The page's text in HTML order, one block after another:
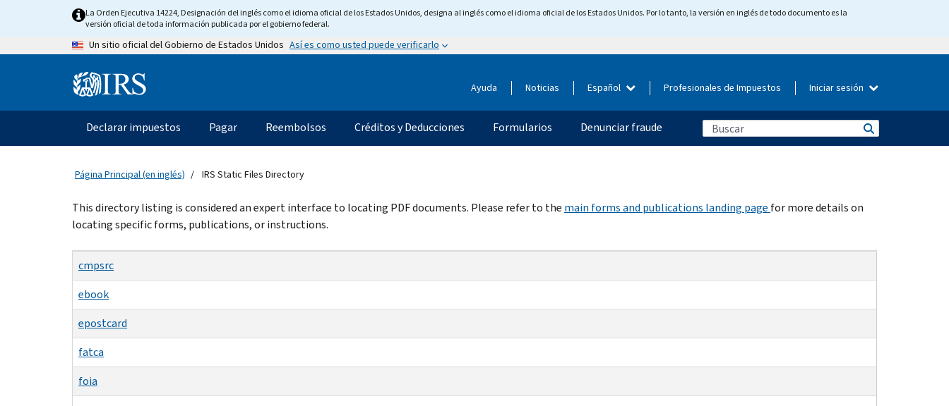
content
La Orden Ejecutiva 14224, Designación del inglés como el idioma oficial de los Estados Unidos, designa al inglés como el idioma oficial de los Estados Unidos. Por lo tanto, la versión en inglés de todo documento es la
versión oficial de toda información publicada por el gobierno federal.
Un sitio oficial del Gobierno de Estados Unidos Así es como usted puede verificarlo
Information Ayuda Noticias Español Profesionales de Impuestos Iniciar sesión
Navegación
principal
Declarar impuestos Pagar Reembolsos Créditos y Deducciones Formularios Denunciar fraude
Página Principal (en inglés) IRS Static Files Directory
Beginning
of
This directory listing is considered an expert interface to locating PDF documents. Please refer to the main forms and publications landing page for more details on
locating specific forms, publications, or instructions.
cmpsrc
ebook
epostcard
fatca
foia